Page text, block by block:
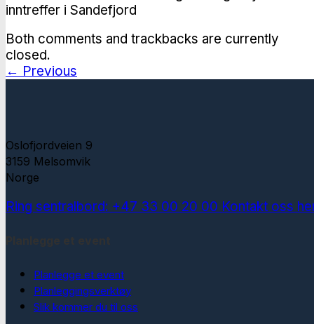
inntreffer i Sandefjord
Both comments and trackbacks are currently
closed.
← Previous
Oslofjordveien 9
3159 Melsomvik
Norge
Ring sentralbord: +47 33 00 20 00 Kontakt oss
Planlegge et event
Planleggingsverktøy
Slik kommer du til oss